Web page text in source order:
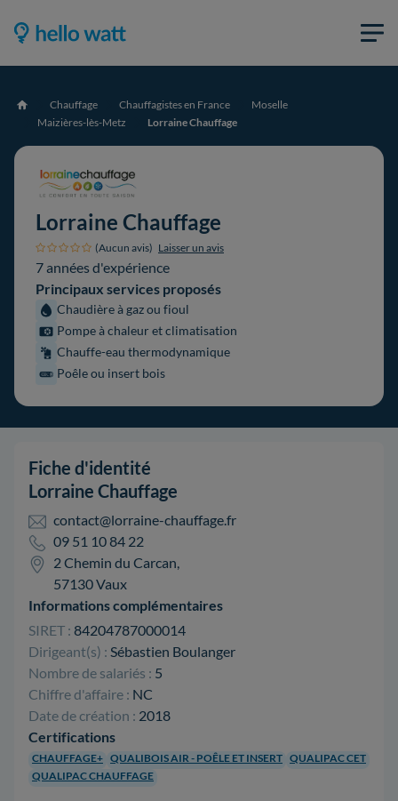
Accueil Chauffage Chauffagistes en France
Moselle
Maizières-lès-Metz
Lorraine Chauffage
Lorraine Chauffage
(Aucun avis) Laisser un avis
7 années d'expérience
Principaux services proposés
Chaudière à gaz ou fioul
Pompe à chaleur et climatisation
Chauffe-eau thermodynamique
Poêle ou insert bois
Fiche d'identité
Lorraine Chauffage
contact@lorraine-chauffage.fr
09 51 10 84 22
2 Chemin du Carcan,
57130 Vaux
Informations complémentaires
SIRET : 84204787000014
Dirigeant(s) : Sébastien Boulanger
Nombre de salariés : 5
Chiffre d'affaire : NC
Date de création : 2018
Certifications
CHAUFFAGE+ QUALIBOIS AIR - POÊLE ET INSERT QUALIPAC CET
QUALIPAC CHAUFFAGE